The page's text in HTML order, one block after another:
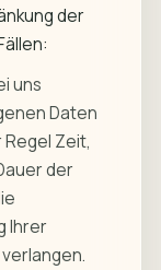
der
uns
Daten
Zeit,
der
Ihrer